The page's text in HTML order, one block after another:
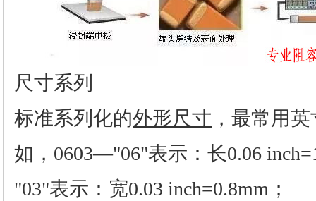
尺寸系列
标准系列化的外形尺寸 ，最常用
如，0603—"06"表示：长0.06
"03"表示：宽0.03 inch=0.8mm；